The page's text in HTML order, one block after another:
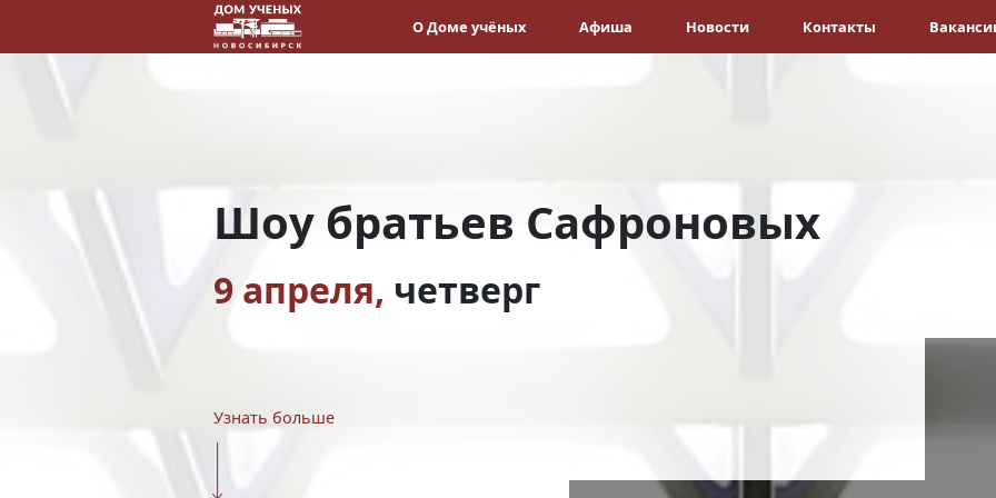
О Доме учёных Афиша Новости Контакты
Шоу братьев Сафроновых
9 апреля, четверг
Узнать больше